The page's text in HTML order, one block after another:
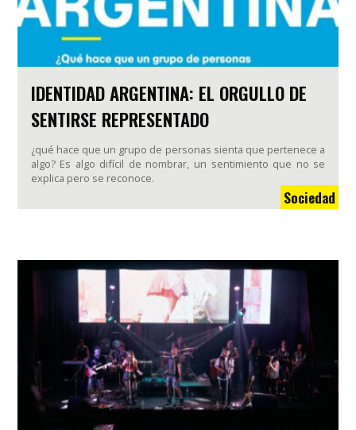
IDENTIDAD ARGENTINA: EL ORGULLO DE
SENTIRSE REPRESENTADO
¿qué hace que un grupo de personas sienta que pertenece a
algo? Es algo difícil de nombrar, un sentimiento que no se
explica pero se reconoce.
Sociedad